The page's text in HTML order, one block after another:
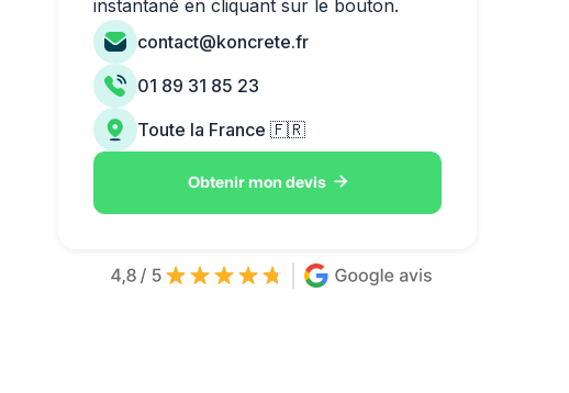
instantané en cliquant sur le bouton.
contact@koncrete.fr
01 89 31 85 23
Toute la France 🇫🇷
Obtenir mon devis 